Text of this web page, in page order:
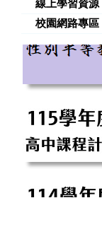
線上學習資源
校園網路專區